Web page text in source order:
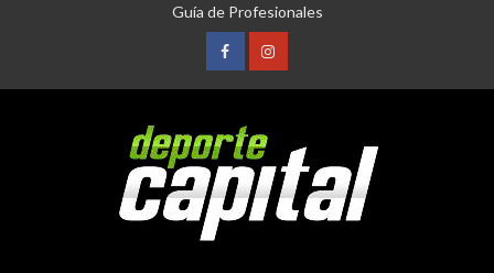
Guía de Profesionales